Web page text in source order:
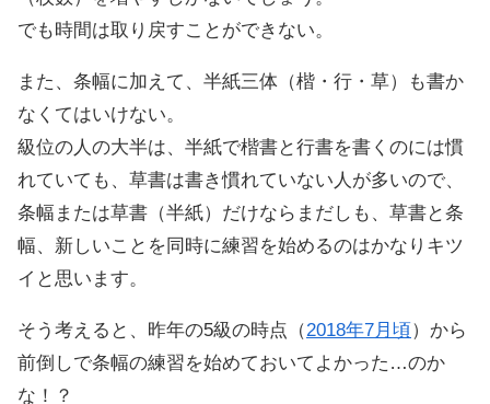
でも時間は取り戻すことができない。
また、条幅に加えて、半紙三体（楷・行・草）も書か
なくてはいけない。
級位の人の大半は、半紙で楷書と行書を書くのには慣
れていても、草書は書き慣れていない人が多いので、
条幅または草書（半紙）だけならまだしも、草書と条
幅、新しいことを同時に練習を始めるのはかなりキツ
イと思います。
そう考えると、昨年の5級の時点（2018年7月頃）から
前倒しで条幅の練習を始めておいてよかった…のか
な！？